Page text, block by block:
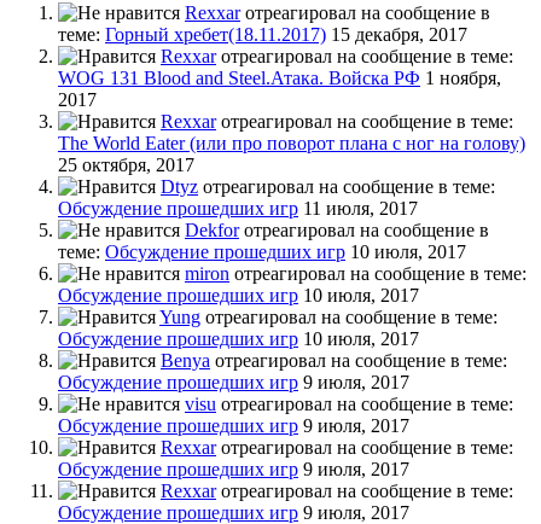
Rexxarотреагировал на сообщение в
теме: Горный хребет(18.11.2017) 15 декабря, 2017
Rexxarотреагировал на сообщение в теме:
WOG 131 Blood and Steel.Атака. Войска РФ 1 ноября,
2017
Rexxarотреагировал на сообщение в теме:
The World Eater (или про поворот плана с ног на голову)
25 октября, 2017
Dtyz отреагировал на сообщение в теме:
Обсуждение прошедших игр 11 июля, 2017
Dekforотреагировал на сообщение в
теме: Обсуждение прошедших игр 10 июля, 2017
miron отреагировал на сообщение в теме:
Обсуждение прошедших игр 10 июля, 2017
Yung отреагировал на сообщение в теме:
Обсуждение прошедших игр 10 июля, 2017
Benya отреагировал на сообщение в теме:
Обсуждение прошедших игр 9 июля, 2017
visu отреагировал на сообщение в теме:
Обсуждение прошедших игр 9 июля, 2017
Rexxarотреагировал на сообщение в теме:
Обсуждение прошедших игр 9 июля, 2017
Rexxarотреагировал на сообщение в теме:
Обсуждение прошедших игр 9 июля, 2017